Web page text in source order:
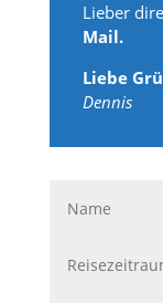
Lieber
Mail.
Liebe
Dennis